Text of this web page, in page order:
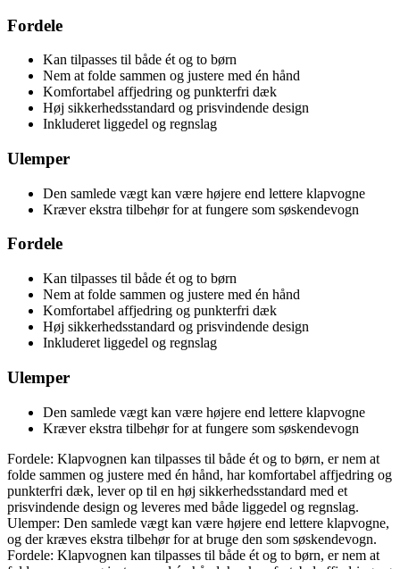
Fordele
Kan tilpasses til både ét og to børn
Nem at folde sammen og justere med én hånd
Komfortabel affjedring og punkterfri dæk
Høj sikkerhedsstandard og prisvindende design
Inkluderet liggedel og regnslag
Ulemper
Den samlede vægt kan være højere end lettere klapvogne
Kræver ekstra tilbehør for at fungere som søskendevogn
Fordele
Kan tilpasses til både ét og to børn
Nem at folde sammen og justere med én hånd
Komfortabel affjedring og punkterfri dæk
Høj sikkerhedsstandard og prisvindende design
Inkluderet liggedel og regnslag
Ulemper
Den samlede vægt kan være højere end lettere klapvogne
Kræver ekstra tilbehør for at fungere som søskendevogn
Fordele: Klapvognen kan tilpasses til både ét og to børn, er nem at
folde sammen og justere med én hånd, har komfortabel affjedring og
punkterfri dæk, lever op til en høj sikkerhedsstandard med et
prisvindende design og leveres med både liggedel og regnslag.
Ulemper: Den samlede vægt kan være højere end lettere klapvogne,
og der kræves ekstra tilbehør for at bruge den som søskendevogn.
Fordele: Klapvognen kan tilpasses til både ét og to børn, er nem at